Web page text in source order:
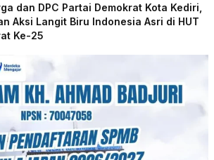
dan DPC Partai Demokrat Kota Kediri,
Aksi Langit Biru Indonesia Asri di HUT
Ke-25